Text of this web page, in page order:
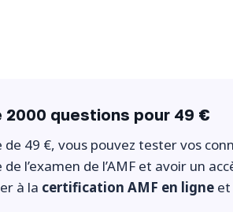
2000 questions pour 49 €
49 €, vous pouvez tester vos
l’examen de l’AMF et avoir un
à la certification AMF en ligne